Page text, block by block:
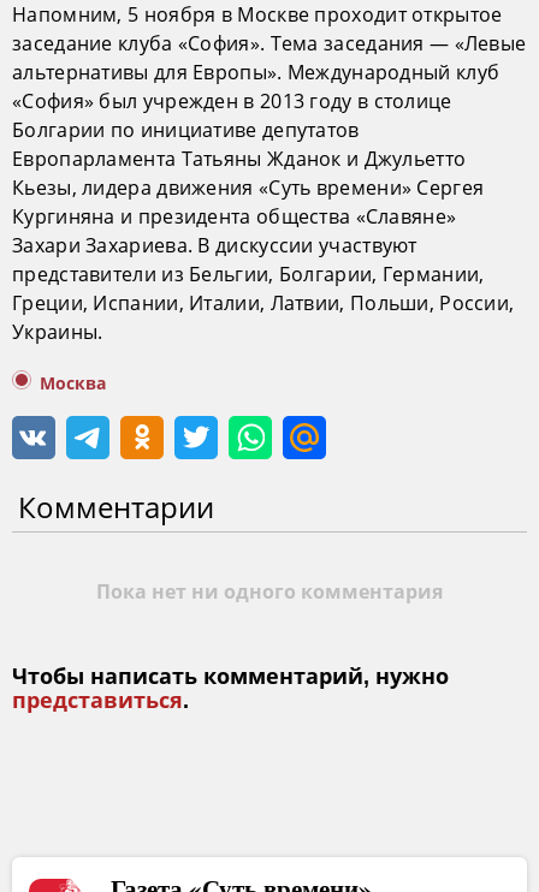
Напомним, 5 ноября в Москве проходит открытое
заседание клуба «София». Тема заседания — «Левые
альтернативы для Европы». Международный клуб
«София» был учрежден в 2013 году в столице
Болгарии по инициативе депутатов
Европарламента Татьяны Жданок и Джульетто
Кьезы, лидера движения «Суть времени» Сергея
Кургиняна и президента общества «Славяне»
Захари Захариева. В дискуссии участвуют
представители из Бельгии, Болгарии, Германии,
Греции, Испании, Италии, Латвии, Польши, России,
Украины.
Москва
Комментарии
Пока нет ни одного комментария
Чтобы написать комментарий, нужно
представиться.